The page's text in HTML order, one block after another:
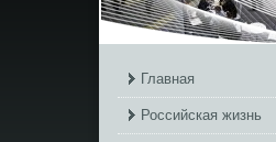
Главная
Российская жизнь